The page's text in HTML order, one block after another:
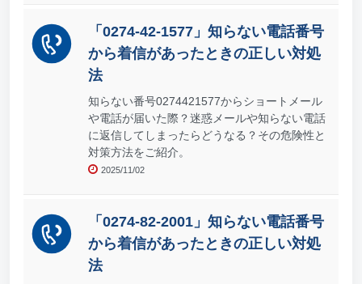
「0274-42-1577」知らない電話番号
から着信があったときの正しい対処
法
知らない番号0274421577からショートメール
や電話が届いた際？迷惑メールや知らない電話
に返信してしまったらどうなる？その危険性と
対策方法をご紹介。
2025/11/02
「0274-82-2001」知らない電話番号
から着信があったときの正しい対処
法